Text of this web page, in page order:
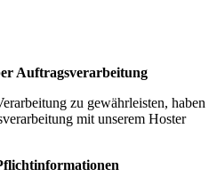
Auftragsverarbeitung
zu gewährleisten, haben
mit unserem Hoster